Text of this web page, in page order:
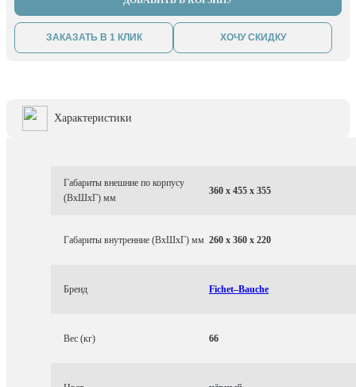
ЗАКАЗАТЬ В 1 КЛИК ХОЧУ СКИДКУ
Характеристики
Габариты внешние по корпусу
(ВхШхГ) мм
360 x 455 x 355
Габариты внутренние (ВхШхГ) мм 260 x 360 x 220
Бренд Fichet–Bauche
Вес (кг) 66